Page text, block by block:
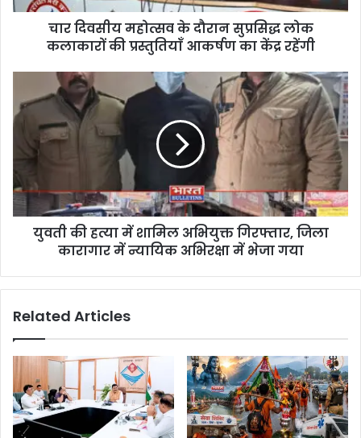
चार दिवसीय महोत्सव के दौरान सुप्रसिद्ध लोक
कलाकारों की प्रस्तुतियाँ आकर्षण का केंद्र रहेंगी
युवती की हत्या में शामिल अभियुक्त गिरफ्तार, जिला
कारागार में न्यायिक अभिरक्षा में भेजा गया
Related Articles